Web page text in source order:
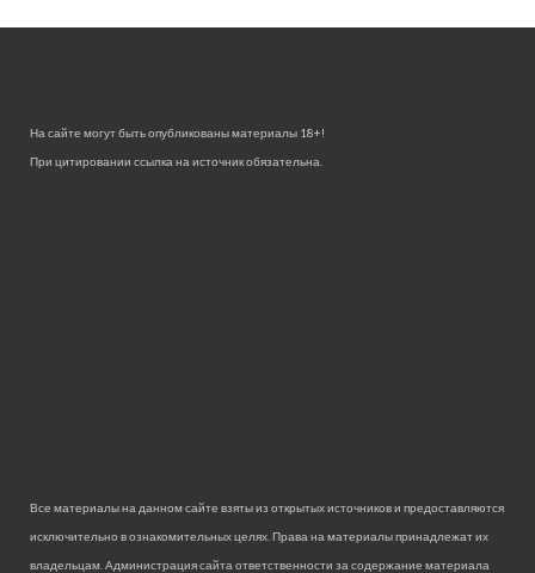
На сайте могут быть опубликованы материалы 18+!
При цитировании ссылка на источник обязательна.
Все материалы на данном сайте взяты из открытых источников и предоставляются
исключительно в ознакомительных целях. Права на материалы принадлежат их
владельцам. Администрация сайта ответственности за содержание материала